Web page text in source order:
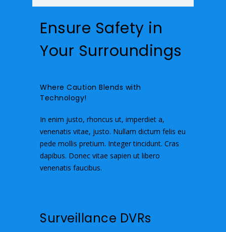
Ensure Safety in
Your Surroundings
Where Caution Blends with
Technology!
In enim justo, rhoncus ut, imperdiet a,
venenatis vitae, justo. Nullam dictum felis eu
pede mollis pretium. Integer tincidunt. Cras
dapibus. Donec vitae sapien ut libero
venenatis faucibus.
Surveillance DVRs